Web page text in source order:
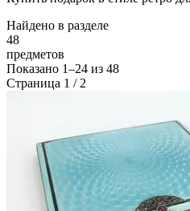
Найдено в разделе
48
предметов
Показано 1–24 из 48
Страница 1 / 2